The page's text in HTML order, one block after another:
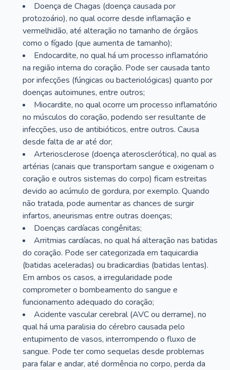
Doença de Chagas (doença causada por
protozoário), no qual ocorre desde inflamação e
vermelhidão, até alteração no tamanho de órgãos
como o fígado (que aumenta de tamanho);
Endocardite, no qual há um processo inflamatório
na região interna do coração. Pode ser causada tanto
por infecções (fúngicas ou bacteriológicas) quanto por
doenças autoimunes, entre outros;
Miocardite, no qual ocorre um processo inflamatório
no músculos do coração, podendo ser resultante de
infecções, uso de antibióticos, entre outros. Causa
desde falta de ar até dor;
Arteriosclerose (doença aterosclerótica), no qual as
artérias (canais que transportam sangue e oxigenam o
coração e outros sistemas do corpo) ficam estreitas
devido ao acúmulo de gordura, por exemplo. Quando
não tratada, pode aumentar as chances de surgir
infartos, aneurismas entre outras doenças;
Doenças cardíacas congênitas;
Arritmias cardíacas, no qual há alteração nas batidas
do coração. Pode ser categorizada em taquicardia
(batidas aceleradas) ou bradicardias (batidas lentas).
Em ambos os casos, a irregularidade pode
comprometer o bombeamento do sangue e
funcionamento adequado do coração;
Acidente vascular cerebral (AVC ou derrame), no
qual há uma paralisia do cérebro causada pelo
entupimento de vasos, interrompendo o fluxo de
sangue. Pode ter como sequelas desde problemas
para falar e andar, até dormência no corpo, perda da